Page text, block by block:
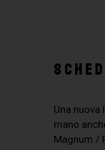
Una
mano
Magnum /